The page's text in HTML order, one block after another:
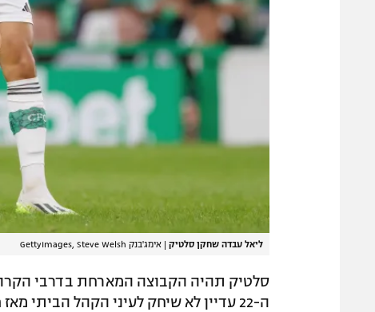
ליאל עבדה שחקן סלטיק אימג'בנק GettyImages, Steve Welsh
סלטיק תהיה הקבוצה המארחת בדרבי
ה-22 עדיין לא שיחק לעיני הקהל הביתי